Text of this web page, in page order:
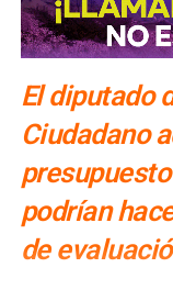
El diputado
Ciudadano
podrían
de